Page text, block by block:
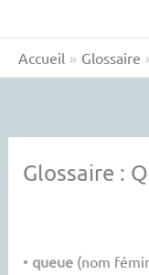
Accueil Glossaire
Glossaire : Q
• queue (nom